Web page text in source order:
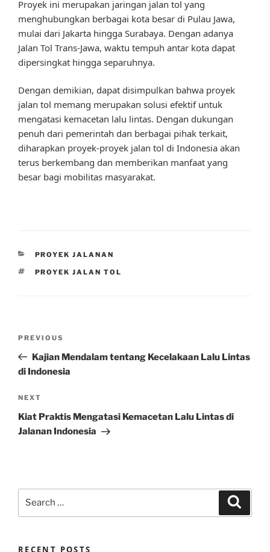
Proyek ini merupakan jaringan jalan tol yang
menghubungkan berbagai kota besar di Pulau Jawa,
mulai dari Jakarta hingga Surabaya. Dengan adanya
Jalan Tol Trans-Jawa, waktu tempuh antar kota dapat
dipersingkat hingga separuhnya.
Dengan demikian, dapat disimpulkan bahwa proyek
jalan tol memang merupakan solusi efektif untuk
mengatasi kemacetan lalu lintas. Dengan dukungan
penuh dari pemerintah dan berbagai pihak terkait,
diharapkan proyek-proyek jalan tol di Indonesia akan
terus berkembang dan memberikan manfaat yang
besar bagi mobilitas masyarakat.
CATEGORIES
PROYEK JALANAN
TAGS
PROYEK JALAN TOL
Previous
Post
PREVIOUS
Kajian Mendalam tentang Kecelakaan Lalu Lintas
di Indonesia
Next
Post
NEXT
Kiat Praktis Mengatasi Kemacetan Lalu Lintas di
Jalanan Indonesia
RECENT POSTS